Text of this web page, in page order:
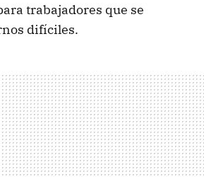
trabajadores que se
difíciles.